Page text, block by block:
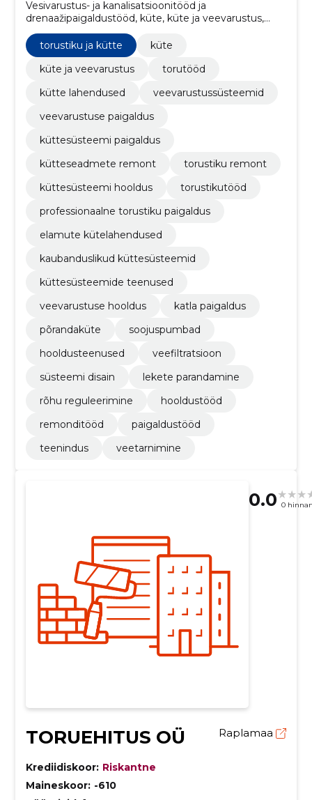
Vesivarustus- ja kanalisatsioonitööd ja
drenaažipaigaldustööd, küte, küte ja veevarustus,
veevarustuse paigaldus, küttesüsteemi paigaldus,
kütteseadmete remont, torustiku remont
torustiku ja kütte
küte
küte ja veevarustus
torutööd
kütte lahendused
veevarustussüsteemid
veevarustuse paigaldus
küttesüsteemi paigaldus
kütteseadmete remont
torustiku remont
küttesüsteemi hooldus
torustikutööd
professionaalne torustiku paigaldus
elamute kütelahendused
kaubanduslikud küttesüsteemid
küttesüsteemide teenused
veevarustuse hooldus
katla paigaldus
põrandaküte
soojuspumbad
hooldusteenused
veefiltratsioon
süsteemi disain
lekete parandamine
rõhu reguleerimine
hooldustööd
remonditööd
paigaldustööd
teenindus
veetarnimine
0.0 0
TORUEHITUS OÜ Raplamaa
Krediidiskoor: Riskantne
Maineskoor: -610